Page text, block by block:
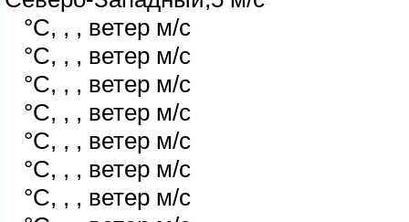
°C, , , ветер м/с
°C, , , ветер м/с
°C, , , ветер м/с
°C, , , ветер м/с
°C, , , ветер м/с
°C, , , ветер м/с
°C, , , ветер м/с